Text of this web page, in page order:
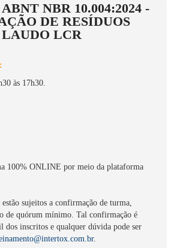
NBR 10.004:2024 -
DE RESÍDUOS
LCR
às 17h30.
100% ONLINE por meio da plataforma
sujeitos a confirmação de turma,
de quórum mínimo. Tal confirmação é
dos inscritos e qualquer dúvida pode ser
.